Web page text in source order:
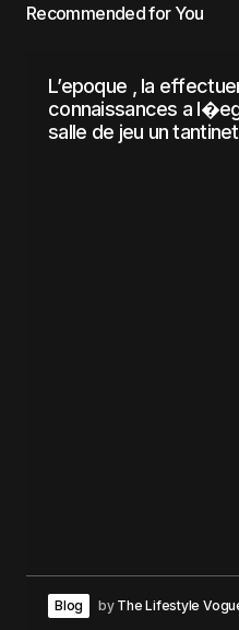
Recommended for You
L’epoque , la
connaissances a
salle de jeu un
Blog by The Lifestyle